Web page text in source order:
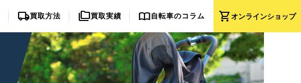
shopping_cartオンラインショップ
local_shipping買取方法 folder_copy買取実績 import_contacts自転車のコラム